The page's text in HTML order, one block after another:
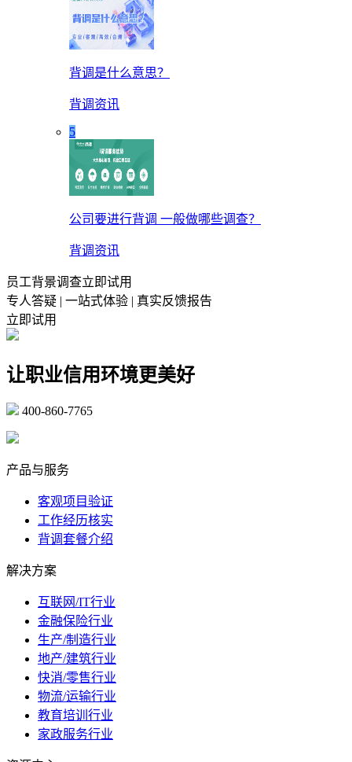
背调是什么意思？
背调资讯
5
公司要进行背调 一般做哪些调查？
背调资讯
员工背景调查立即试用
专人答疑 | 一站式体验 | 真实反馈报告
立即试用
让职业信用环境更美好
400-860-7765
产品与服务
客观项目验证
工作经历核实
背调套餐介绍
解决方案
互联网/IT行业
金融保险行业
生产/制造行业
地产/建筑行业
快消/零售行业
物流/运输行业
教育培训行业
家政服务行业